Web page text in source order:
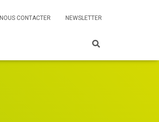
NOUS CONTACTER NEWSLETTER